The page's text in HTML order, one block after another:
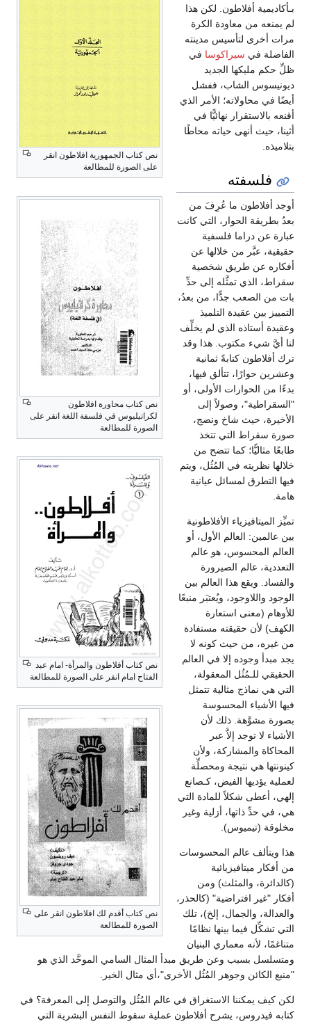
نص كتاب الجمهورية افلاطون انقر
على الصورة للمطالعة
نص كتاب محاورة افلاطون
لكراتيليوس في فلسفة اللغة انقر على
الصورة للمطالعة
نص كتاب أفلاطون والمرأة- امام عبد
الفتاح امام انقر على الصورة للمطالعة
نص كتاب أقدم لك افلاطون انقر على
الصورة للمطالعة
بـأكاديمية أفلاطون. لكن هذا
لم يمنعه من معاودة الكرة
مرات أخرى لتأسيس مدينته
الفاضلة في سيراكوسا في
ظلِّ حكم مليكها الجديد
ديونيسوس الشاب، ففشل
أيضًا في محاولاته؛ الأمر الذي
أقنعه بالاستقرار نهائيًّا في
أثينا، حيث أنهى حياته محاطًا
بتلاميذه.
فلسفته
أوجد أفلاطون ما عُرِفَ من
بعدُ بطريقة الحوار، التي كانت
عبارة عن دراما فلسفية
حقيقية، عبَّر من خلالها عن
أفكاره عن طريق شخصية
سقراط، الذي تمثَّله إلى حدِّ
بات من الصعب جدًّا، من بعدُ،
التمييز بين عقيدة التلميذ
وعقيدة أستاذه الذي لم يخلِّف
لنا أيَّ شيء مكتوب. هذا وقد
ترك أفلاطون كتابةً ثمانية
وعشرين حوارًا، تتألق فيها،
بدءًا من الحوارات الأولى، أو
"السقراطية"، وصولاً إلى
الأخيرة، حيث شاخ ونضج،
صورة سقراط التي تتخذ
طابعًا مثاليًّا؛ كما تتضح من
خلالها نظريته في المُثُل، ويتم
فيها التطرق لمسائل عيانية
هامة.
تميِّز الميتافيزياء الأفلاطونية
بين عالمين: العالم الأول، أو
العالم المحسوس، هو عالم
التعددية، عالم الصيرورة
والفساد. ويقع هذا العالم بين
الوجود واللاوجود، ويُعتبَر منبعًا
للأوهام (معنى استعارة
الكهف) لأن حقيقته مستفادة
من غيره، من حيث كونه لا
يجد مبدأ وجوده إلا في العالم
الحقيقي للـمُثُل المعقولة،
التي هي نماذج مثالية تتمثل
فيها الأشياء المحسوسة
بصورة مشوَّهة. ذلك لأن
الأشياء لا توجد إلاَّ عبر
المحاكاة والمشاركة، ولأن
كينونتها هي نتيجة ومحصلِّة
لعملية يؤديها الفيض، كـصانع
إلهي، أعطى شكلاً للمادة التي
هي، في حدِّ ذاتها، أزلية وغير
مخلوقة (تيميوس).
هذا ويتألف عالم المحسوسات
من أفكار ميتافيزيائية
(كالدائرة، والمثلث) ومن
أفكار "غير افتراضية" (كالحذر،
والعدالة، والجمال، إلخ)، تلك
التي تشكِّل فيما بينها نظامًا
متناغمًا، لأنه معماري البنيان
ومتسلسل بسبب وعن طريق مبدأ المثال السامي الموحَّد الذي هو
"منبع الكائن وجوهر المُثُل الأخرى"،أي مثال الخير.
لكن كيف يمكننا الاستغراق في عالم المُثُل والتوصل إلى المعرفة؟ في
كتابه فيدروس، يشرح أفلاطون عملية سقوط النفس البشرية التي